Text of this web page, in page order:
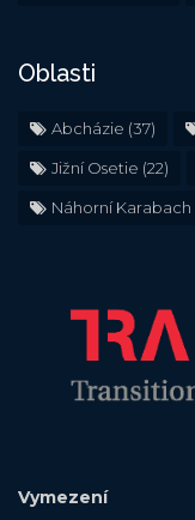
Oblasti
Abcházie (37)
Jižní Osetie (22)
Náhorní Karabach
Vymezení